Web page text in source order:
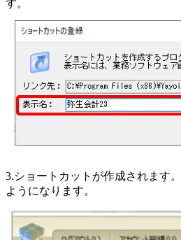
す。
3.ショートカットが作成されます
ようになります。